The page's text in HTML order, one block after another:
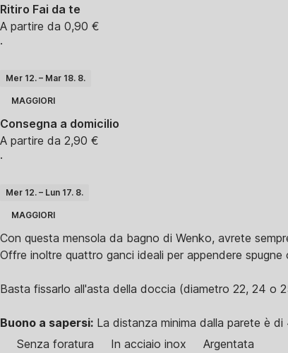
Ritiro Fai da te
A partire da 0,90 €
·
Mer 12. – Mar 18. 8.
MAGGIORI
Consegna a domicilio
A partire da 2,90 €
·
Mer 12. – Lun 17. 8.
MAGGIORI
Con questa mensola da bagno di Wenko, avrete
Offre inoltre quattro ganci ideali per appendere spugne
Basta fissarlo all'asta della doccia (diametro 22, 24 o
Buono a sapersi: La distanza minima dalla parete è di
Senza foratura
In acciaio inox Argentata